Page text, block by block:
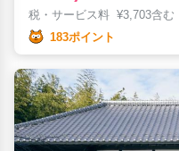
税・サービス料 ¥3,703含む
183ポイント